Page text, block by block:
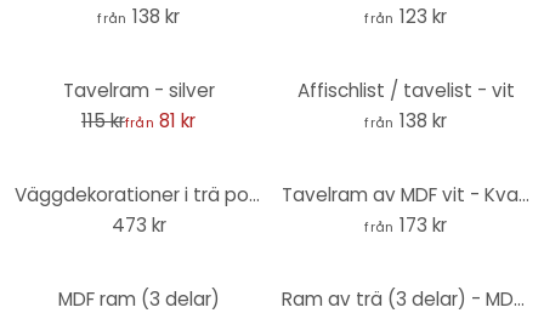
från 138 kr från 123 kr
Tavelram - silver
115 krfrån 81 kr
Affischlist / tavelist - vit
från 138 kr
Väggdekorationer i trä poppel - XXL Polaroid fotoram
473 kr
Tavelram av MDF vit - Kvadratisk
från 173 kr
MDF ram (3 delar)
Ram av trä (3 delar) - MDF natur